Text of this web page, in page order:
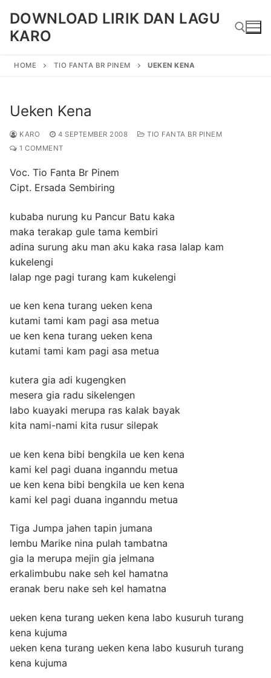
content
DOWNLOAD LIRIK DAN LAGU
KARO
HOME TIO FANTA BR PINEM UEKEN KENA
Ueken Kena
KARO 4 SEPTEMBER 2008
TIO FANTA BR PINEM
1 COMMENT
Voc. Tio Fanta Br Pinem
Cipt. Ersada Sembiring
kubaba nurung ku Pancur Batu kaka
maka terakap gule tama kembiri
adina surung aku man aku kaka rasa lalap kam
kukelengi
lalap nge pagi turang kam kukelengi
ue ken kena turang ueken kena
kutami tami kam pagi asa metua
ue ken kena turang ueken kena
kutami tami kam pagi asa metua
kutera gia adi kugengken
mesera gia radu sikelengen
labo kuayaki merupa ras kalak bayak
kita nami-nami kita rusur silepak
ue ken kena bibi bengkila ue ken kena
kami kel pagi duana inganndu metua
ue ken kena bibi bengkila ue ken kena
kami kel pagi duana inganndu metua
Tiga Jumpa jahen tapin jumana
lembu Marike nina pulah tambatna
gia la merupa mejin gia jelmana
erkalimbubu nake seh kel hamatna
eranak beru nake seh kel hamatna
ueken kena turang ueken kena labo kusuruh turang
kena kujuma
ueken kena turang ueken kena labo kusuruh turang
kena kujuma